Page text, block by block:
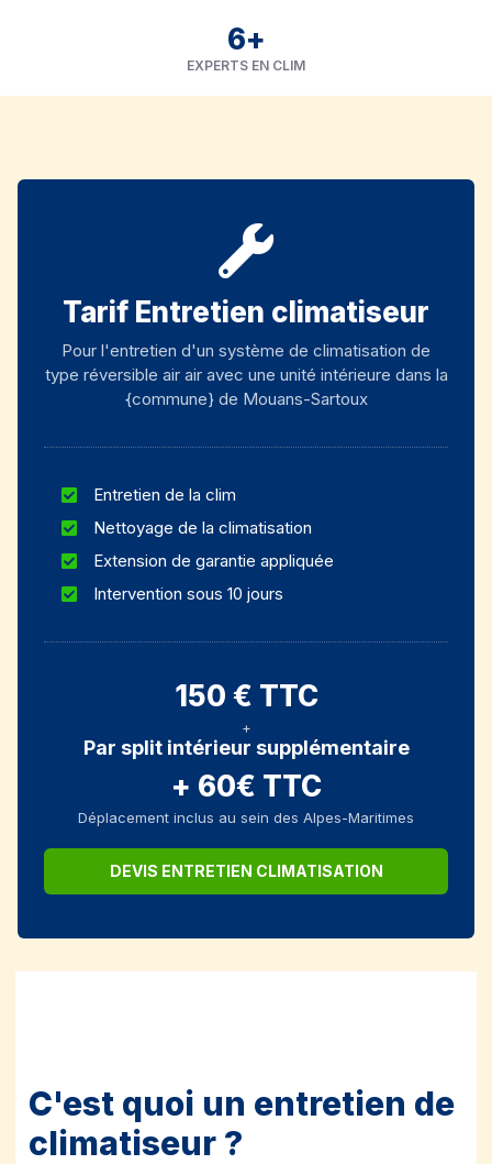
EXPERTS EN CLIM
6+
Tarif Entretien climatiseur
Pour l'entretien d'un système de climatisation de
type réversible air air avec une unité intérieure dans la
{commune} de Mouans-Sartoux
Entretien de la clim
Nettoyage de la climatisation
Extension de garantie appliquée
Intervention sous 10 jours
150 € TTC
+
Par split intérieur supplémentaire
+ 60€ TTC
Déplacement inclus au sein des Alpes-Maritimes
DEVIS ENTRETIEN CLIMATISATION
C'est quoi un entretien de
climatiseur ?